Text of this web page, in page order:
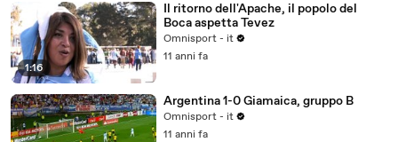
1:16
Il ritorno dell'Apache, il popolo del
Boca aspetta Tevez
Omnisport - it
11 anni fa
Argentina 1-0 Giamaica, gruppo B
Omnisport - it
11 anni fa